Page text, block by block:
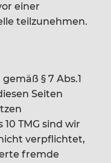
einer
teilzunehmen.
§ 7 Abs.1
Seiten
TMG sind wir
verpflichtet,
fremde